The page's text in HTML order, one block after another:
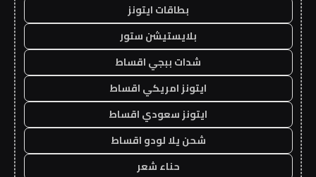
بطاقات ايتونز
بلايستيشن ستور
شدات ببجي اقساط
ايتونز امريكي اقساط
ايتونز سعودي اقساط
شحن يلا لودو اقساط
حناء شعر